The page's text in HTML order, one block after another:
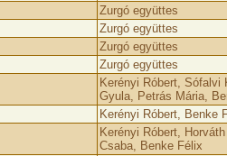
Zurgó együttes
Zurgó együttes
Zurgó együttes
Zurgó együttes
Kerényi Róbert, Sófalvi
Gyula, Petrás Mária,
Kerényi Róbert, Benke
Kerényi Róbert,
Csaba, Benke Félix